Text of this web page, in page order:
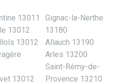
13011
13012
13012
13012
Gignac-la-Nerthe
13180
Allauch 13190
Arles 13200
Saint-Rémy-de-
Provence 13210